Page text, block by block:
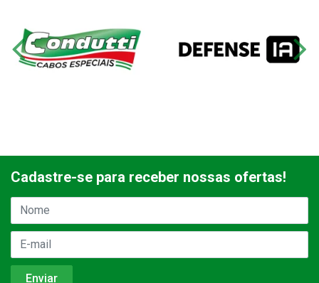
Cadastre-se para receber nossas ofertas!